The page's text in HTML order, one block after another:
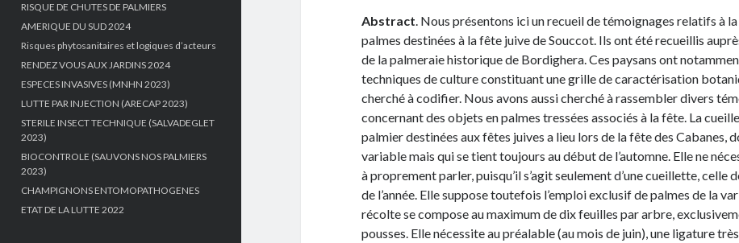
RISQUE DE CHUTES DE PALMIERS
AMERIQUE DU SUD 2024
Risques phytosanitaires et logiques d’acteurs
RENDEZ VOUS AUX JARDINS 2024
ESPECES INVASIVES (MNHN 2023)
LUTTE PAR INJECTION (ARECAP 2023)
STERILE INSECT TECHNIQUE (SALVADEGLET
2023)
BIOCONTROLE (SAUVONS NOS PALMIERS
2023)
CHAMPIGNONS ENTOMOPATHOGENES
ETAT DE LA LUTTE 2022
Abstract. Nous présentons ici un recueil de témoignages relatifs à
palmes destinées à la fête juive de Souccot. Ils ont été recueillis
de la palmeraie historique de Bordighera. Ces paysans ont
techniques de culture constituant une grille de caractérisation
cherché à codifier. Nous avons aussi cherché à rassembler divers
concernant des objets en palmes tressées associés à la fête. La
palmier destinées aux fêtes juives a lieu lors de la fête des Cabanes,
variable mais qui se tient toujours au début de l’automne. Elle ne
à proprement parler, puisqu’il s’agit seulement d’une cueillette, celle
de l’année. Elle suppose toutefois l’emploi exclusif de palmes de la
récolte se compose au maximum de dix feuilles par arbre,
pousses. Elle nécessite au préalable (au mois de juin), une ligature